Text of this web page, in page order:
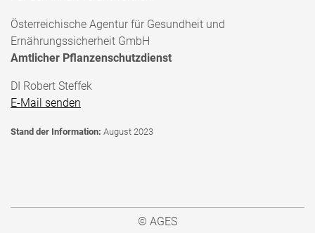
Österreichische Agentur für Gesundheit und
Ernährungssicherheit GmbH
Amtlicher Pflanzenschutzdienst
DI Robert Steffek
E-Mail senden
Stand der Information: August 2023
© AGES